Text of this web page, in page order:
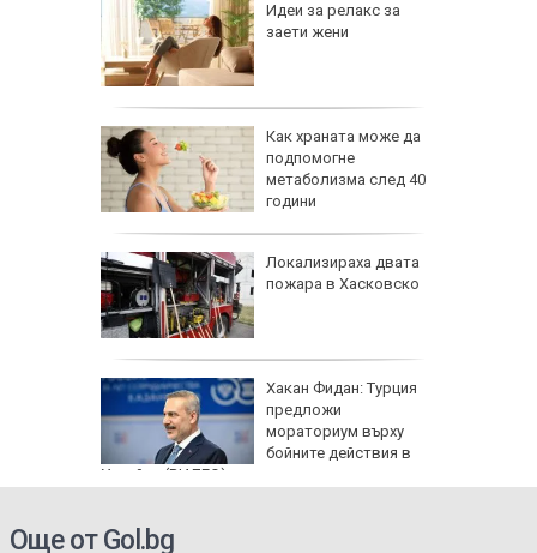
Идеи за релакс за
заети жени
Как храната може да
подпомогне
метаболизма след 40
години
Локализираха двата
пожара в Хасковско
Хакан Фидан: Турция
предложи
мораториум върху
бойните действия в
Украйна (ВИДЕО)
Още от Gol.bg